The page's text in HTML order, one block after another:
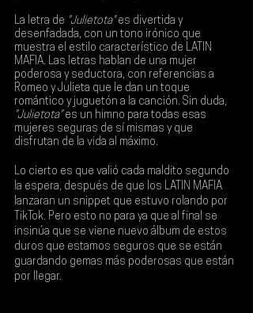
La letra de "Julietota" es divertida y
desenfadada, con un tono irónico que
muestra el estilo característico de LATIN
MAFIA. Las letras hablan de una mujer
poderosa y seductora, con referencias a
Romeo y Julieta que le dan un toque
romántico y juguetón a la canción. Sin duda,
"Julietota" es un himno para todas esas
mujeres seguras de sí mismas y que
disfrutan de la vida al máximo.
Lo cierto es que valió cada maldito segundo
la espera, después de que los LATIN MAFIA
lanzaran un snippet que estuvo rolando por
TikTok. Pero esto no para ya que al final se
insinúa que se viene nuevo álbum de estos
duros que estamos seguros que se están
guardando gemas más poderosas que están
por llegar.